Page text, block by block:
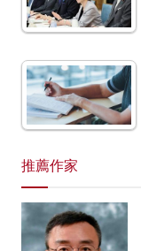
推薦作家